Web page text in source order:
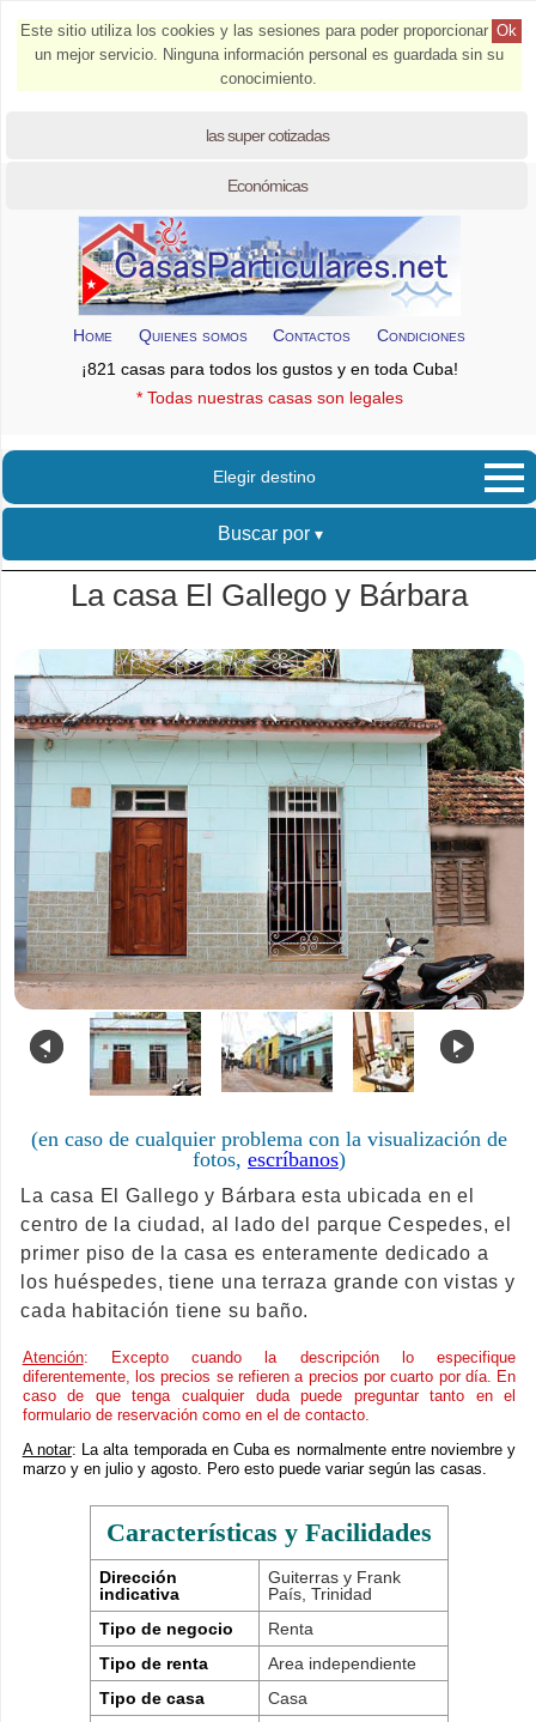
Ok
Este sitio utiliza los cookies y las sesiones para poder proporcionar
un mejor servicio. Ninguna información personal es guardada sin su
conocimiento.
las super cotizadas
Económicas
Home Quienes somos Contactos
Condiciones
¡821 casas para todos los gustos y en toda Cuba!
* Todas nuestras casas son legales
Elegir destino
Buscar por
La casa El Gallego y Bárbara
. .
(en caso de cualquier problema con la visualización de
fotos, escríbanos)
La casa El Gallego y Bárbara esta ubicada en el
centro de la ciudad, al lado del parque Cespedes, el
primer piso de la casa es enteramente dedicado a
los huéspedes, tiene una terraza grande con vistas y
cada habitación tiene su baño.
Atención: Excepto cuando la descripción lo especifique
diferentemente, los precios se refieren a precios por cuarto por día. En
caso de que tenga cualquier duda puede preguntar tanto en el
formulario de reservación como en el de contacto.
A notar: La alta temporada en Cuba es normalmente entre noviembre y
marzo y en julio y agosto. Pero esto puede variar según las casas.
Características y Facilidades
Dirección
indicativa
Guiterras y Frank
País, Trinidad
Tipo de negocio
Renta
Tipo de renta
Area independiente
Tipo de casa
Casa